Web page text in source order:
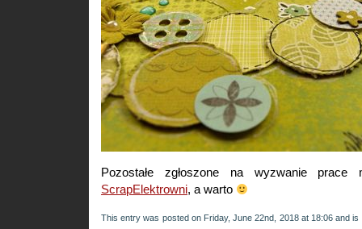
Pozostałe zgłoszone na wyzwanie prace
ScrapElektrowni, a warto
This entry was posted on Friday, June 22nd, 2018 at 18:06 and